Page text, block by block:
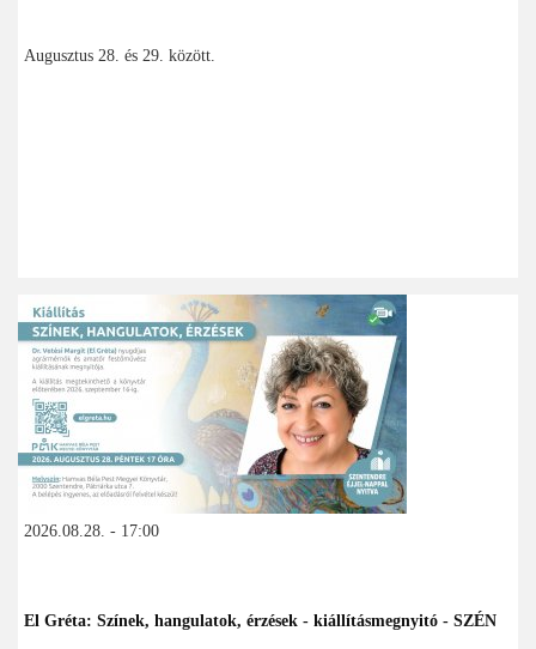
Augusztus 28. és 29. között.
2026.08.28. - 17:00
El Gréta: Színek, hangulatok, érzések - kiállításmegnyitó - SZÉN